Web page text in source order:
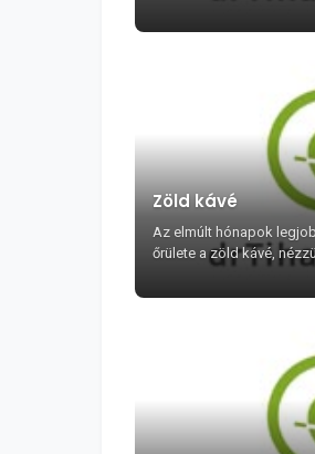
Zöld kávé
Az elmúlt hónapok
őrülete a zöld kávé,